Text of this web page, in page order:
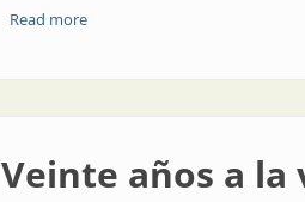
Read moreabout El futuro es la
Veinte años a la